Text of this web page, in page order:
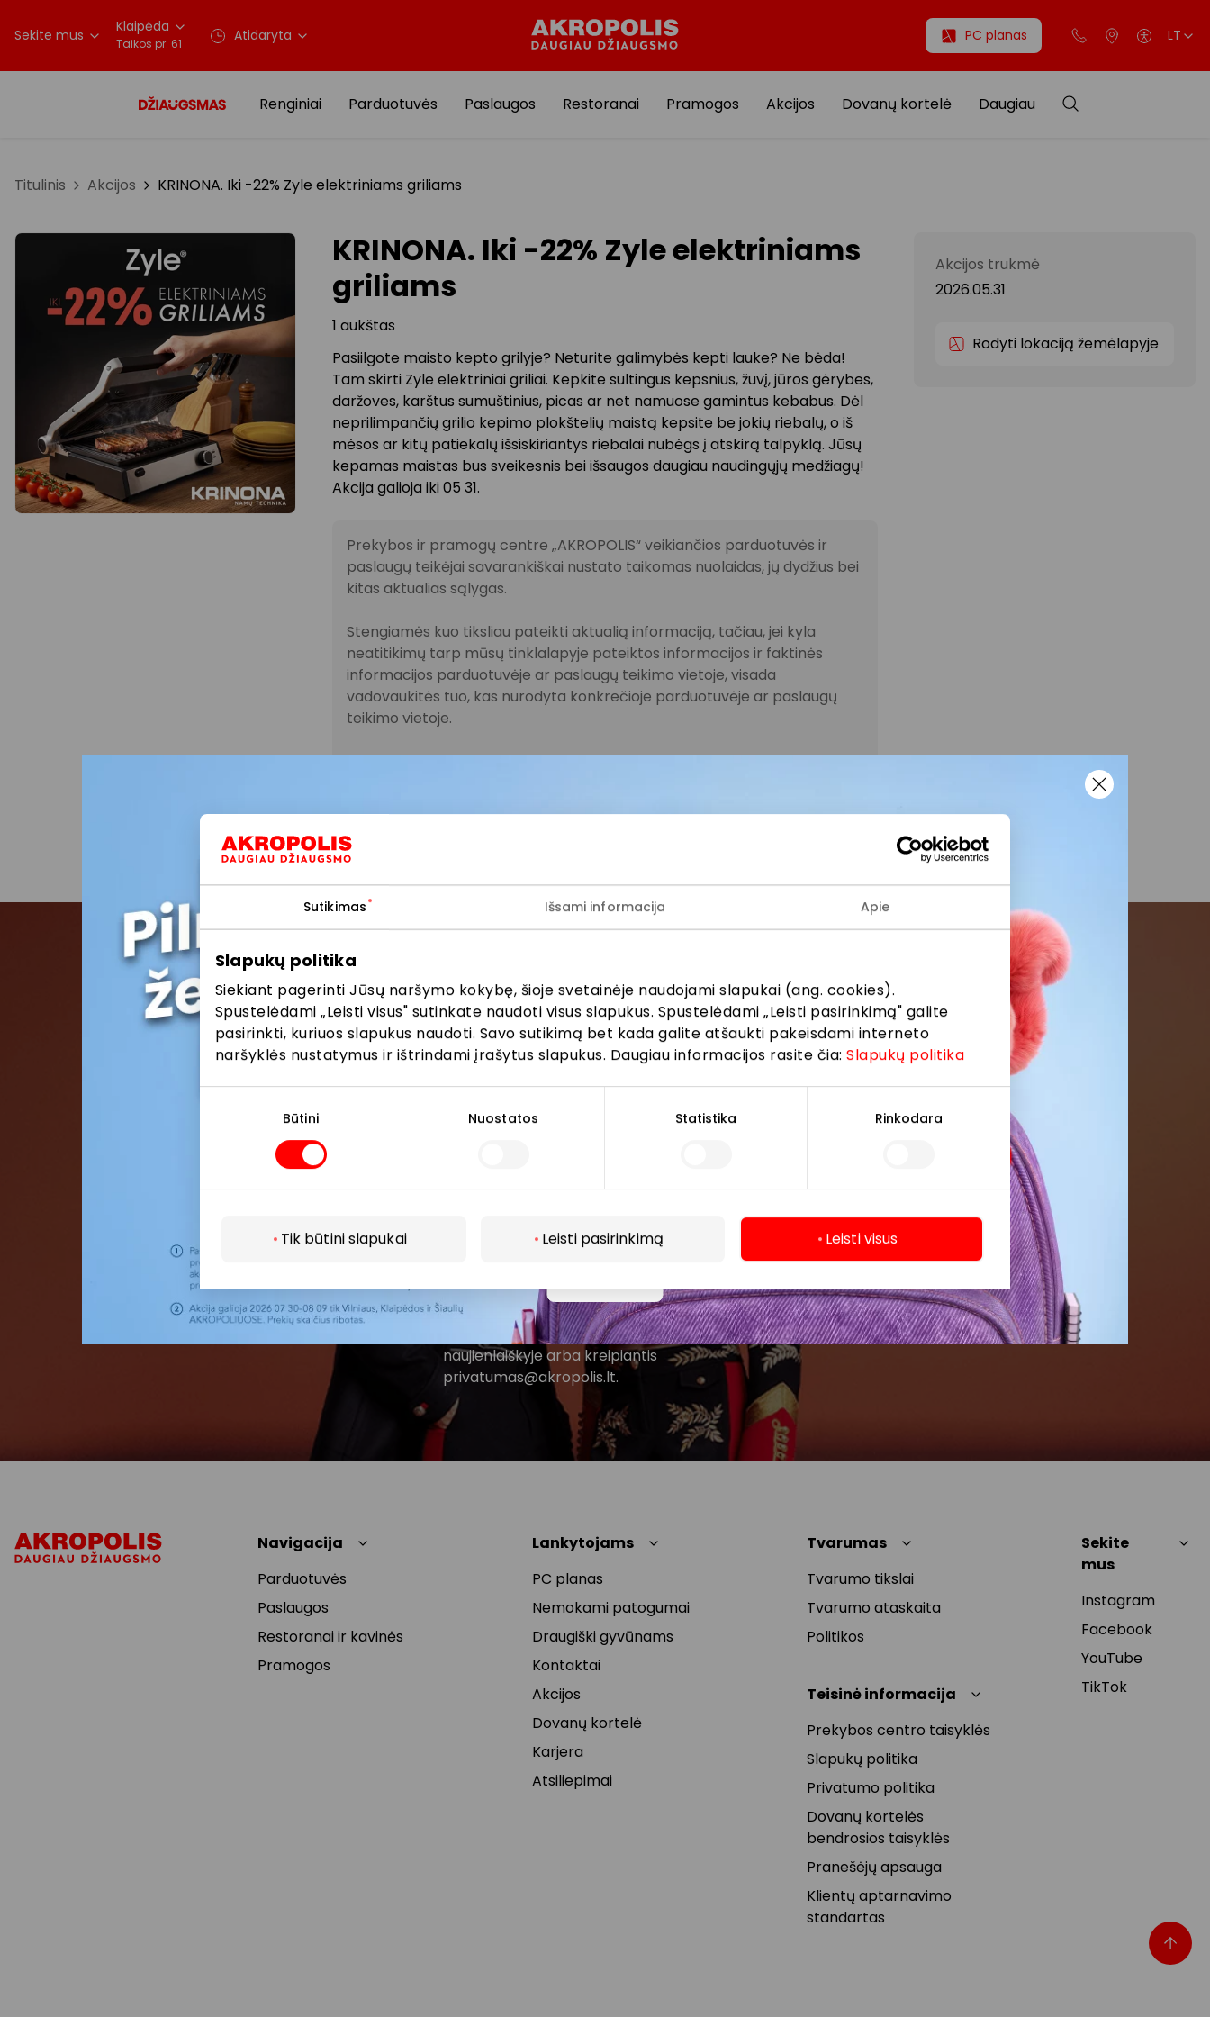
Sutikimas Išsami informacija Apie
Slapukų politika
Siekiant pagerinti Jūsų naršymo kokybę, šioje svetainėje naudojami slapukai (ang. cookies).
Spustelėdami „Leisti visus" sutinkate naudoti visus slapukus. Spustelėdami „Leisti pasirinkimą" galite
pasirinkti, kuriuos slapukus naudoti. Savo sutikimą bet kada galite atšaukti pakeisdami interneto
naršyklės nustatymus ir ištrindami įrašytus slapukus. Daugiau informacijos rasite čia:Slapukų politika
Būtini Nuostatos Statistika Rinkodara
Tik būtini slapukai Leisti pasirinkimą Leisti visus
Sekite mus Klaipėda
Taikos pr. 61 Atidaryta PC planas LT
Renginiai Parduotuvės Paslaugos Restoranai Pramogos Akcijos Dovanų kortelė Daugiau
Titulinis Akcijos KRINONA. Iki -22% Zyle elektriniams griliams
KRINONA. Iki -22% Zyle elektriniams
griliams
1 aukštas
Pasiilgote maisto kepto grilyje? Neturite galimybės kepti lauke? Ne bėda!
Tam skirti Zyle elektriniai griliai. Kepkite sultingus kepsnius, žuvį, jūros gėrybes,
daržoves, karštus sumuštinius, picas ar net namuose gamintus kebabus. Dėl
neprilimpančių grilio kepimo plokštelių maistą kepsite be jokių riebalų, o iš
mėsos ar kitų patiekalų išsiskiriantys riebalai nubėgs į atskirą talpyklą. Jūsų
kepamas maistas bus sveikesnis bei išsaugos daugiau naudingųjų medžiagų!
Akcija galioja iki 05 31.
Prekybos ir pramogų centre „AKROPOLIS“ veikiančios parduotuvės ir
paslaugų teikėjai savarankiškai nustato taikomas nuolaidas, jų dydžius bei
kitas aktualias sąlygas.
Stengiamės kuo tiksliau pateikti aktualią informaciją, tačiau, jei kyla
neatitikimų tarp mūsų tinklalapyje pateiktos informacijos ir faktinės
informacijos parduotuvėje ar paslaugų teikimo vietoje, visada
vadovaukitės tuo, kas nurodyta konkrečioje parduotuvėje ar paslaugų
teikimo vietoje.
Visais klausimais, susijusiais su konkrečiomis nuolaidomis bei
Akcijos trukmė
2026.05.31
Rodyti lokaciją žemėlapyje
Prisijunkite prie mūsų bendruomenės
Pirmieji sužinokite apie geriausius pasiūlymus, renginius ir naujausią informaciją iš
AKROPOLIS prekybos centro.
Prenumeruoti
Spustelėdamas „Prenumeruoti“ sutinki gauti PPC
UAB Tavo el. pašto duomenis tvarkys naujienlaiškių
siuntimo tikslu. Sutikimą galėsi bet kuriuo metu
atšaukti, spaudžiant nuorodą gautame
naujienlaiškyje arba kreipiantis
privatumas@akropolis.lt.
Navigacija
Parduotuvės
Paslaugos
Restoranai ir kavinės
Pramogos
Lankytojams
PC planas
Nemokami patogumai
Draugiški gyvūnams
Kontaktai
Akcijos
Dovanų kortelė
Karjera
Atsiliepimai
Tvarumas
Tvarumo tikslai
Tvarumo ataskaita
Politikos
Teisinė informacija
Prekybos centro taisyklės
Slapukų politika
Privatumo politika
Dovanų kortelės
bendrosios taisyklės
Pranešėjų apsauga
Klientų aptarnavimo
standartas
Sekite
mus
Instagram
Facebook
YouTube
TikTok